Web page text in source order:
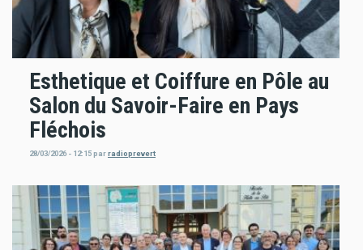
Esthetique et Coiffure en Pôle au
Salon du Savoir-Faire en Pays
Fléchois
28/03/2026 - 12:15parradioprevert